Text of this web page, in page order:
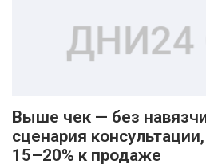
Выше чек — без
сценария
15–20% к продаже